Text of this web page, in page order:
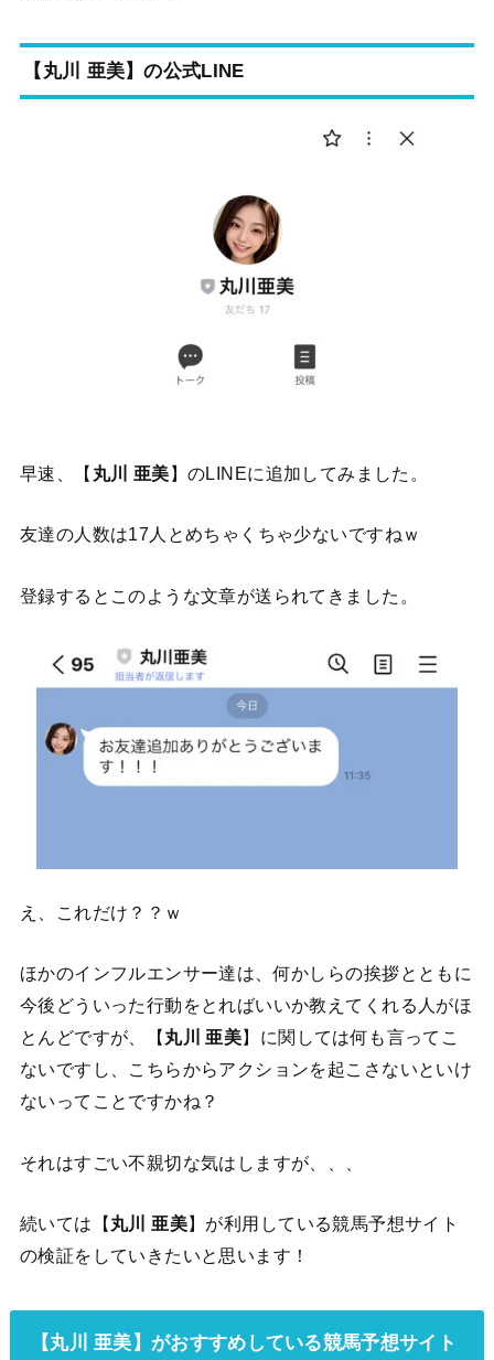
【丸川 亜美】の公式LINE
早速、【 丸川 亜美】のLINEに追加してみました。
友達の人数は17人とめちゃくちゃ少ないですねｗ
登録するとこのような文章が送られてきました。
え、これだけ？？ｗ
ほかのインフルエンサー達は、何かしらの挨拶とともに
今後どういった行動をとればいいか教えてくれる人がほ
とんどですが、【 丸川 亜美】に関しては何も言ってこ
ないですし、こちらからアクションを起こさないといけ
ないってことですかね？
それはすごい不親切な気はしますが、、、
続いては【丸川 亜美】が利用している競馬予想サイト
の検証をしていきたいと思います！
【丸川 亜美】がおすすめしている競馬予想サイト